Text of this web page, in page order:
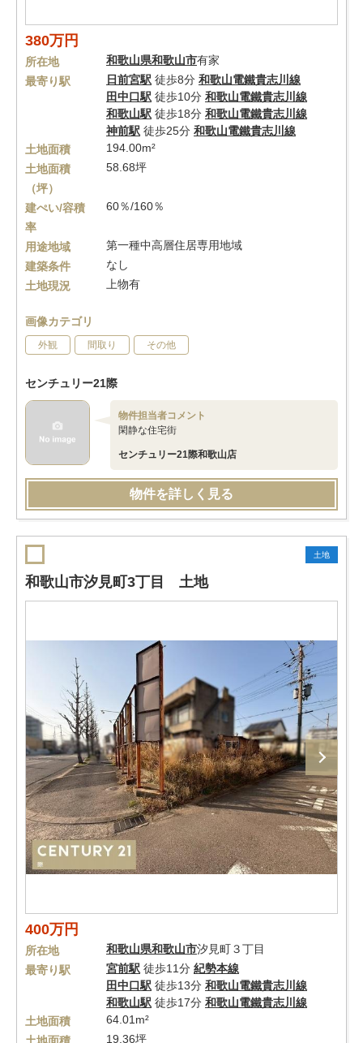
380万円
所在地 和歌山県和歌山市有家
最寄り駅
日前宮駅 徒歩8分 和歌山電鐵貴志川線
田中口駅 徒歩10分 和歌山電鐵貴志川線
和歌山駅 徒歩18分 和歌山電鐵貴志川線
神前駅 徒歩25分 和歌山電鐵貴志川線
土地面積
194.00m²
土地面積
（坪）
58.68坪
建ぺい/容積
率
60％/160％
用途地域
第一種中高層住居専用地域
建築条件
なし
土地現況
上物有
画像カテゴリ
外観 間取り その他
センチュリー21際
物件担当者コメント
閑静な住宅街
センチュリー21際和歌山店
物件を詳しく見る
土地
和歌山市汐見町3丁目 土地
400万円
所在地 和歌山県和歌山市汐見町３丁目
最寄り駅
宮前駅 徒歩11分 紀勢本線
田中口駅 徒歩13分 和歌山電鐵貴志川線
和歌山駅 徒歩17分 和歌山電鐵貴志川線
土地面積
64.01m²
19.36坪